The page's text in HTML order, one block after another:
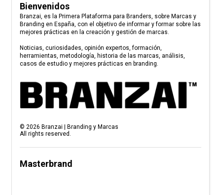
Bienvenidos
Branzai, es la Primera Plataforma para Branders, sobre Marcas y
Branding en España, con el objetivo de informar y formar sobre las
mejores prácticas en la creación y gestión de marcas.
Noticias, curiosidades, opinión expertos, formación,
herramientas, metodología, historia de las marcas, análisis,
casos de estudio y mejores prácticas en branding.
© 2026 Branzai | Branding y Marcas
All rights reserved.
Masterbrand